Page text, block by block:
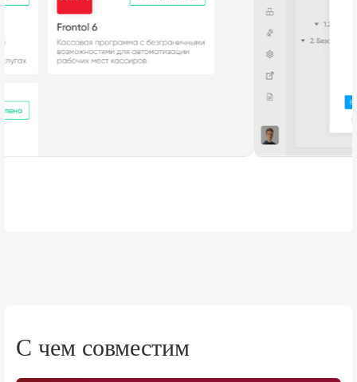
С чем совместим